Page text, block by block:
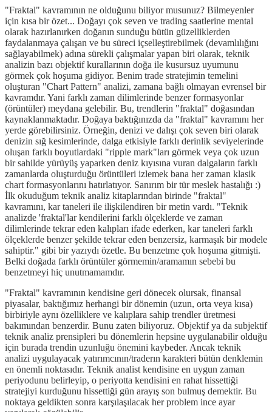
"Fraktal" kavramının ne olduğunu biliyor musunuz? Bilmeyenler
için kısa bir özet... Doğayı çok seven ve trading saatlerine mental
olarak hazırlanırken doğanın sunduğu bütün güzelliklerden
faydalanmaya çalışan ve bu süreci içselleştirebilmek (devamlılığını
sağlayabilmek) adına sürekli çalışmalar yapan biri olarak, teknik
analizin bazı objektif kurallarının doğa ile kusursuz uyumunu
görmek çok hoşuma gidiyor. Benim trade stratejimin temelini
oluşturan "Chart Pattern" analizi, zamana bağlı olmayan evrensel bir
kavramdır. Yani farklı zaman dilimlerinde benzer formasyonlar
(örüntüler) meydana gelebilir. Bu, trendlerin "fraktal" doğasından
kaynaklanmaktadır. Doğaya baktığınızda da "fraktal" kavramını her
yerde görebilirsiniz. Örneğin, denizi ve dalışı çok seven biri olarak
denizin sığ kesimlerinde, dalga etkisiyle farklı derinlik seviyelerinde
oluşan farklı boyutlardaki "ripple mark"ları görmek veya çok uzun
bir sahilde yürüyüş yaparken deniz kıyısına vuran dalgaların farklı
zamanlarda oluşturduğu örüntüleri izlemek bana her zaman klasik
chart formasyonlarını hatırlatıyor. Sanırım bir tür meslek hastalığı :)
İlk okuduğum teknik analiz kitaplarından birinde "fraktal"
kavramını, kar taneleri ile ilişkilendiren bir metin vardı. "Teknik
analizde 'fraktal'lar kendilerini farklı ölçeklerde ve zaman
dilimlerinde tekrar eden kalıpları ifade ederken, kar taneleri farklı
ölçeklerde benzer şekilde tekrar eden benzersiz, karmaşık bir modele
sahiptir." gibi bir yazıydı özetle. Bu benzetme çok hoşuma gitmişti.
Belki doğada farklı örüntüler görmemin/aramamın sebebi bu
benzetmeyi hiç unutmamamdır.
"Fraktal" kavramının kendisine geri dönecek olursak, finansal
piyasalar, baktığımız herhangi bir dönemin (uzun, orta veya kısa)
birbiriyle aynı özelliklere ve kalıplara sahip trendler üretmesi
bakımından benzerdir. Bunu zaten biliyoruz. Objektif ya da subjektif
teknik analiz prensipleri bu dönemlerin hepsine uygulanabilir olduğu
için burada trendin uzunluğu önemini kaybeder. Ancak teknik
analizi uygulayacak yatırımcının/traderın karakteri bütün denklemin
en önemli noktasıdır. Teknik analist kendisine en uygun zaman
periyodunu belirleyip, o periyotta kendisini en rahat hissettiği
stratejiyi kurduğunu hissettiği gün arayış son bulmuş demektir. Bu
noktaya geldikten sonra karşılaşılacak her problem ince ayar